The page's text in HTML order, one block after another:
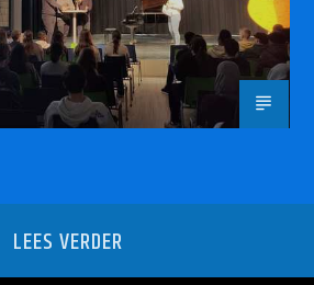
LEES VERDER